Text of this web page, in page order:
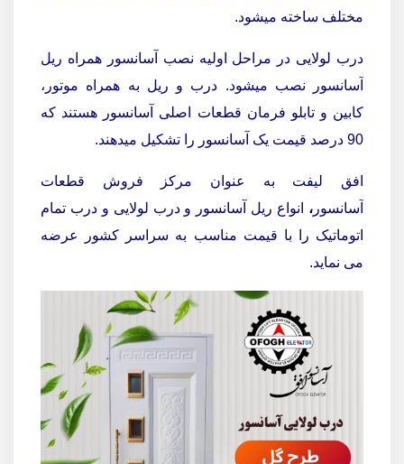
مختلف ساخته میشود.
درب لولایی در مراحل اولیه نصب آسانسور همراه ریل
آسانسور نصب میشود. درب و ریل به همراه موتور،
کابین و تابلو فرمان قطعات اصلی آسانسور هستند که
90 درصد قیمت یک آسانسور را تشکیل میدهند.
افق لیفت به عنوان مرکز فروش قطعات
آسانسور ، انواع ریل آسانسور و درب لولایی و درب تمام
اتوماتیک را با قیمت مناسب به سراسر کشور عرضه
می نماید.